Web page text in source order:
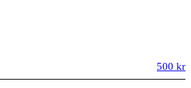
500 kr